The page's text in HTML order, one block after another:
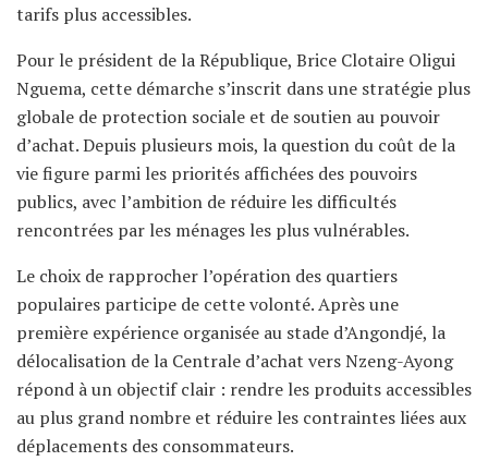
tarifs plus accessibles.
Pour le président de la République, Brice Clotaire Oligui
Nguema, cette démarche s’inscrit dans une stratégie plus
globale de protection sociale et de soutien au pouvoir
d’achat. Depuis plusieurs mois, la question du coût de la
vie figure parmi les priorités affichées des pouvoirs
publics, avec l’ambition de réduire les difficultés
rencontrées par les ménages les plus vulnérables.
Le choix de rapprocher l’opération des quartiers
populaires participe de cette volonté. Après une
première expérience organisée au stade d’Angondjé, la
délocalisation de la Centrale d’achat vers Nzeng-Ayong
répond à un objectif clair : rendre les produits accessibles
au plus grand nombre et réduire les contraintes liées aux
déplacements des consommateurs.